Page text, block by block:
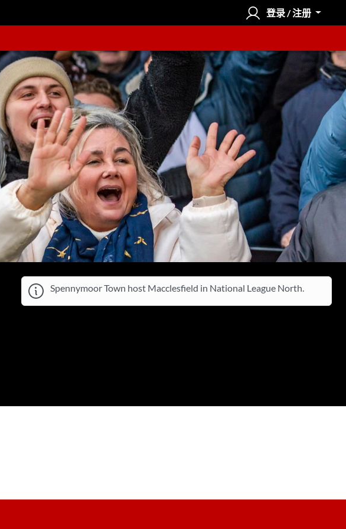
登录 / 注册
Spennymoor Town host Macclesfield in National League North.